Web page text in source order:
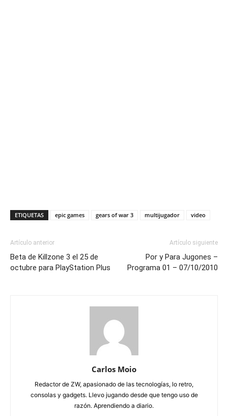
ETIQUETAS epic games gears of war 3 multijugador video
Artículo anterior
Beta de Killzone 3 el 25 de
octubre para PlayStation Plus
Artículo siguiente
Por y Para Jugones –
Programa 01 – 07/10/2010
Carlos Moio
Redactor de ZW, apasionado de las tecnologías, lo retro,
consolas y gadgets. Llevo jugando desde que tengo uso de
razón. Aprendiendo a diario.